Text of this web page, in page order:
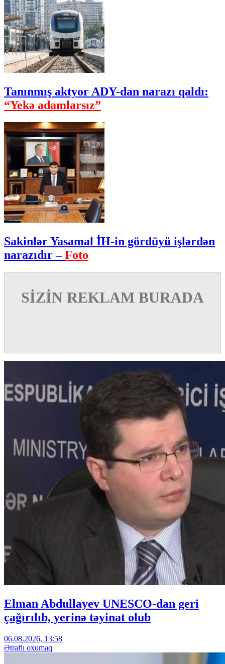
Tanınmış aktyor ADY-dan narazı qaldı:
“Yekə adamlarsız”
Sakinlər Yasamal İH-in gördüyü işlərdən
narazıdır –Foto
SİZİN REKLAM BURADA
Elman Abdullayev UNESCO-dan geri
çağırılıb, yerinə təyinat olub
06.08.2026, 13:58
Ətraflı oxumaq